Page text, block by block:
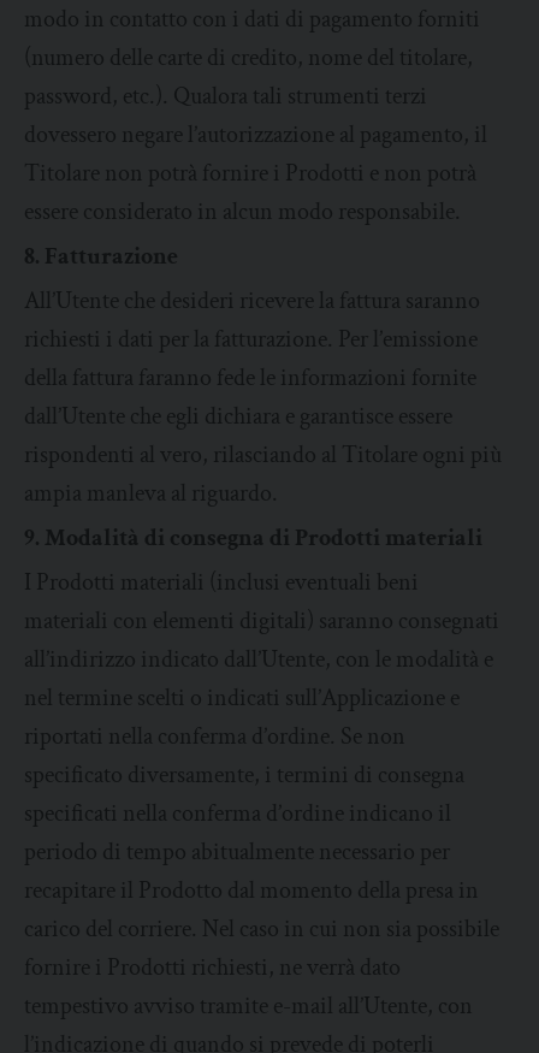
modo in contatto con i dati di pagamento forniti
(numero delle carte di credito, nome del titolare,
password, etc.). Qualora tali strumenti terzi
dovessero negare l’autorizzazione al pagamento, il
Titolare non potrà fornire i Prodotti e non potrà
essere considerato in alcun modo responsabile.
8. Fatturazione
All’Utente che desideri ricevere la fattura saranno
richiesti i dati per la fatturazione. Per l’emissione
della fattura faranno fede le informazioni fornite
dall’Utente che egli dichiara e garantisce essere
rispondenti al vero, rilasciando al Titolare ogni più
ampia manleva al riguardo.
9. Modalità di consegna di Prodotti materiali
I Prodotti materiali (inclusi eventuali beni
materiali con elementi digitali) saranno consegnati
all’indirizzo indicato dall’Utente, con le modalità e
nel termine scelti o indicati sull’Applicazione e
riportati nella conferma d’ordine. Se non
specificato diversamente, i termini di consegna
specificati nella conferma d’ordine indicano il
periodo di tempo abitualmente necessario per
recapitare il Prodotto dal momento della presa in
carico del corriere. Nel caso in cui non sia possibile
fornire i Prodotti richiesti, ne verrà dato
tempestivo avviso tramite e-mail all’Utente, con
l’indicazione di quando si prevede di poterli